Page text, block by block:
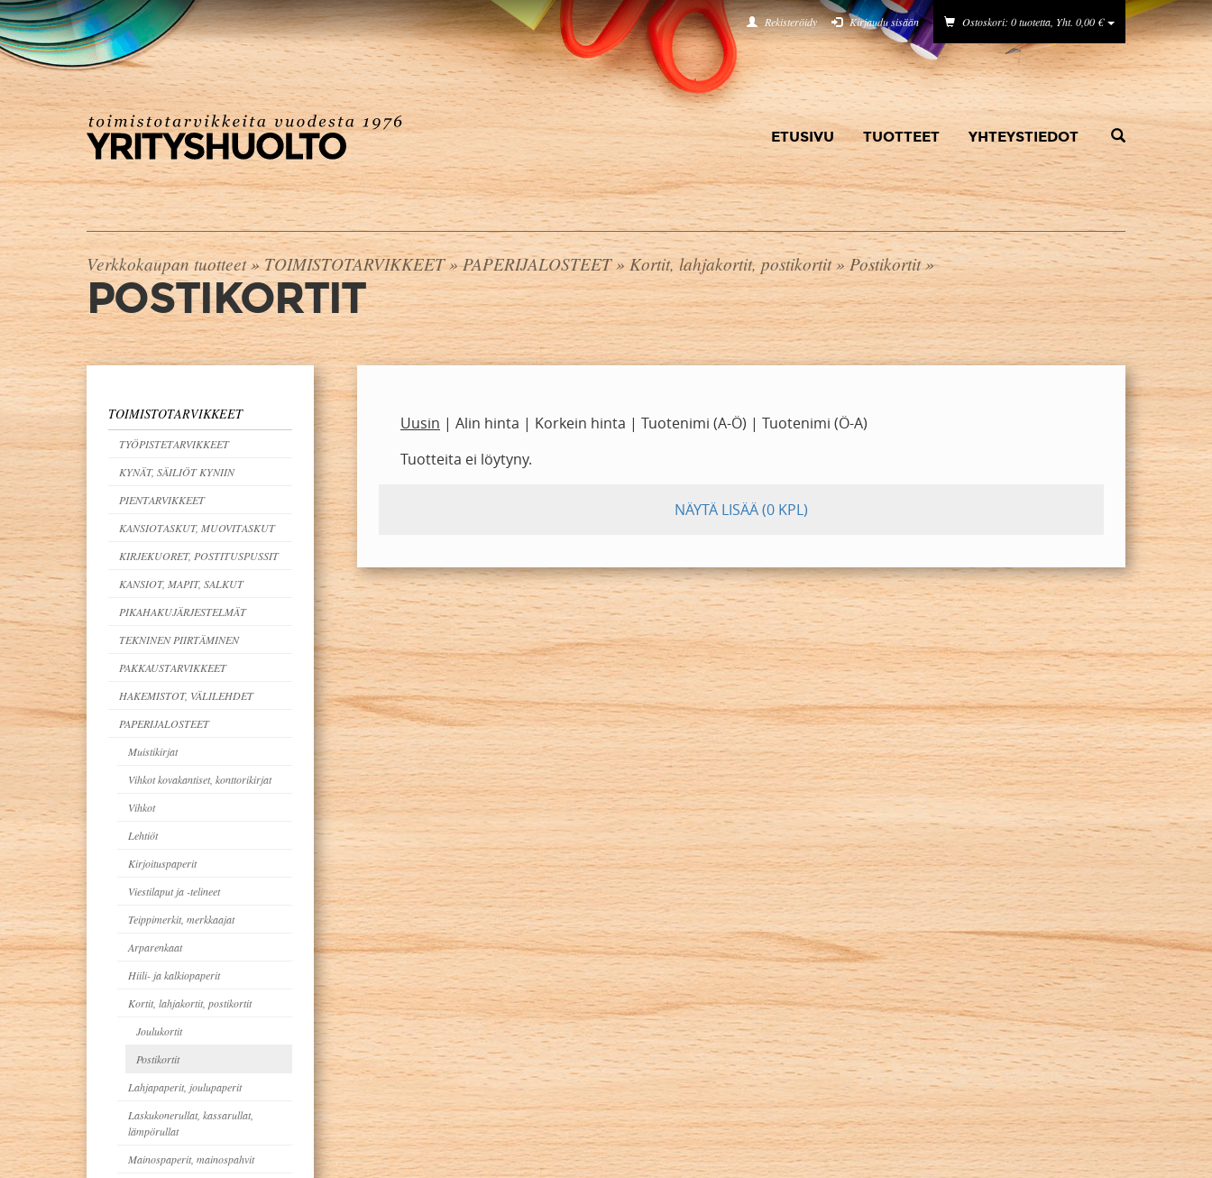
Rekisteröidy Kirjaudu sisään Ostoskori: 0 tuotetta, Yht. 0,00 €
ETUSIVU TUOTTEET YHTEYSTIEDOT
Verkkokaupan tuotteet»TOIMISTOTARVIKKEET»PAPERIJALOSTEET»Kortit, lahjakortit, postikortit»Postikortit»
POSTIKORTIT
TOIMISTOTARVIKKEET
TYÖPISTETARVIKKEET
KYNÄT, SÄILIÖT KYNIIN
PIENTARVIKKEET
KANSIOTASKUT, MUOVITASKUT
KIRJEKUORET, POSTITUSPUSSIT
KANSIOT, MAPIT, SALKUT
PIKAHAKUJÄRJESTELMÄT
TEKNINEN PIIRTÄMINEN
PAKKAUSTARVIKKEET
HAKEMISTOT, VÄLILEHDET
PAPERIJALOSTEET
Muistikirjat
Vihkot kovakantiset, konttorikirjat
Vihkot
Lehtiöt
Kirjoituspaperit
Viestilaput ja -telineet
Teippimerkit, merkkaajat
Arparenkaat
Hiili- ja kalkiopaperit
Kortit, lahjakortit, postikortit
Joulukortit
Postikortit
Lahjapaperit, joulupaperit
Laskukonerullat, kassarullat,
lämpörullat
Mainospaperit, mainospahvit
Uusin | Alin hinta | Korkein hinta | Tuotenimi (A-Ö) | Tuotenimi (Ö-A)
Tuotteita ei löytyny.
NÄYTÄ LISÄÄ(0 KPL)